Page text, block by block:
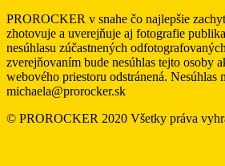
PROROCKER v snahe čo najlepšie
zhotovuje a uverejňuje aj fotografie
nesúhlasu zúčastnených
zverejňovaním bude nesúhlas tejto osoby
webového priestoru odstránená. Nesúhlas
michaela@prorocker.sk
© PROROCKER 2020 Všetky práva